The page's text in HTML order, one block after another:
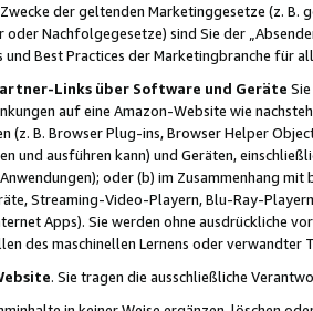
der geltenden Marketinggesetze (z. B.
oder Nachfolgegesetze) sind Sie der
und Best Practices der Marketingbranche für
Links über Software und Geräte
auf eine Amazon-Website wie
(z. B. Browser Plug-ins, Browser Helper
und ausführen kann) und Geräten,
oder (b) im Zusammenhang
Streaming-Video-Playern, Blu-Ray-
Apps). Sie werden ohne ausdrückliche
des maschinellen Lernens oder
. Sie tragen die ausschließliche